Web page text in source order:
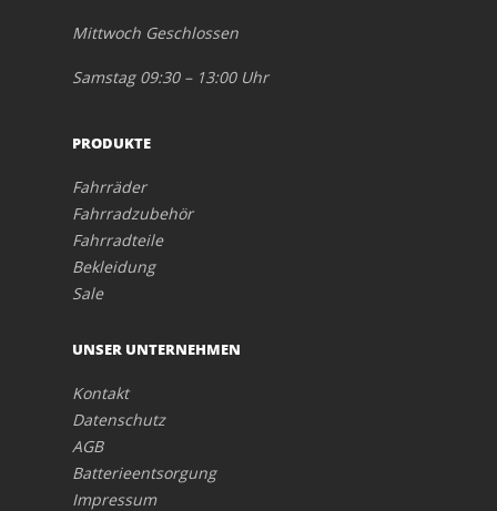
Mittwoch Geschlossen
Samstag 09:30 – 13:00 Uhr
PRODUKTE
Fahrräder
Fahrradzubehör
Fahrradteile
Bekleidung
Sale
UNSER UNTERNEHMEN
Kontakt
Datenschutz
AGB
Batterieentsorgung
Impressum